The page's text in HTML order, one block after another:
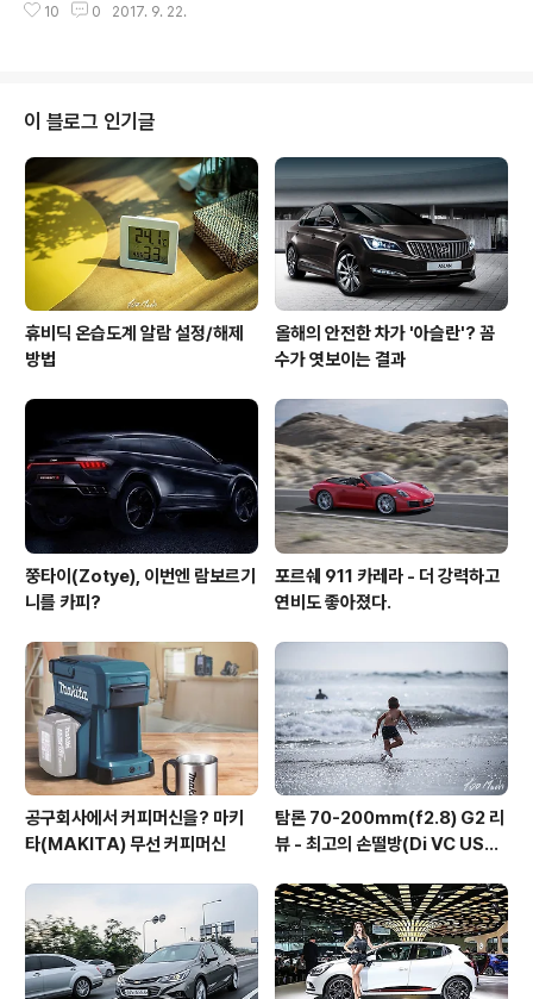
있다. 심지어 모델체인지도 활발하지 않고, 딱히 광고도 크
정말 실용성이 뛰어나고, 주행감성도 좋다는 것을 느끼게
션으로 2,350만원짜리였다. 스노틱은 선루프까지 모든 옵
션을 넣어도 2,395만원이다. 꽤 매력적인 가격으로 시작
하는 스토닉이다. 스토닉의 외관은 크게 질리지 않는 디자
인을 갖고 있다. 과하지 않아 오래 타고 다녀도 딱히 지루하
지 않을 것 같다. 상당히 젊은 감각으로, 도심은 물론 주말
에 레저를 즐기기에도 딱히..
10 0 2017. 9. 22.
이 블로그 인기글
휴비딕 온습도계 알람 설정/해제
방법
올해의 안전한 차가 '아슬란'? 꼼
수가 엿보이는 결과
쭝타이(Zotye), 이번엔 람보르기
니를 카피?
포르쉐 911 카레라 - 더 강력하고
연비도 좋아졌다.
공구회사에서 커피머신을? 마키
타(MAKITA) 무선 커피머신
탐론 70-200mm(f2.8) G2 리
뷰 - 최고의 손떨방(Di VC USD